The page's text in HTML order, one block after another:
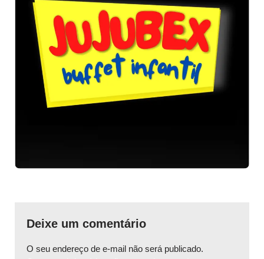
Deixe um comentário
O seu endereço de e-mail não será publicado.